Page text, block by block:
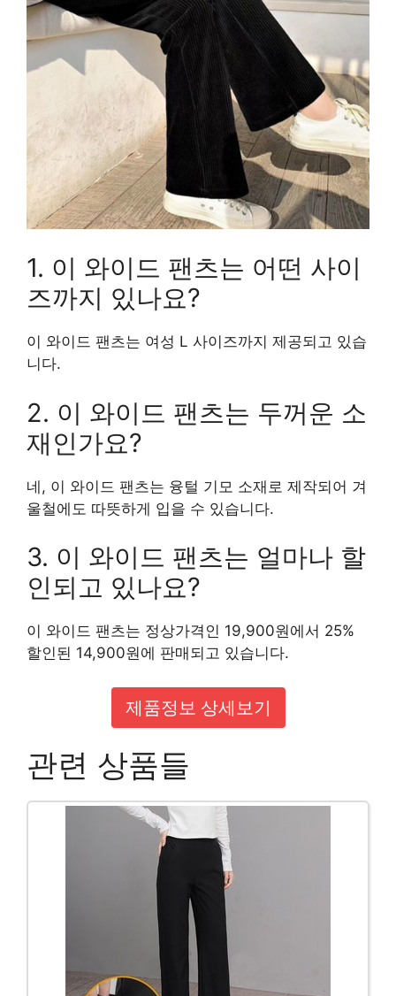
1. 이 와이드 팬츠는 어떤 사이
즈까지 있나요?
이 와이드 팬츠는 여성 L 사이즈까지 제공되고 있습
니다.
2. 이 와이드 팬츠는 두꺼운 소
재인가요?
네, 이 와이드 팬츠는 융털 기모 소재로 제작되어 겨
울철에도 따뜻하게 입을 수 있습니다.
3. 이 와이드 팬츠는 얼마나 할
인되고 있나요?
이 와이드 팬츠는 정상가격인 19,900원에서 25%
할인된 14,900원에 판매되고 있습니다.
제품정보 상세보기
관련 상품들